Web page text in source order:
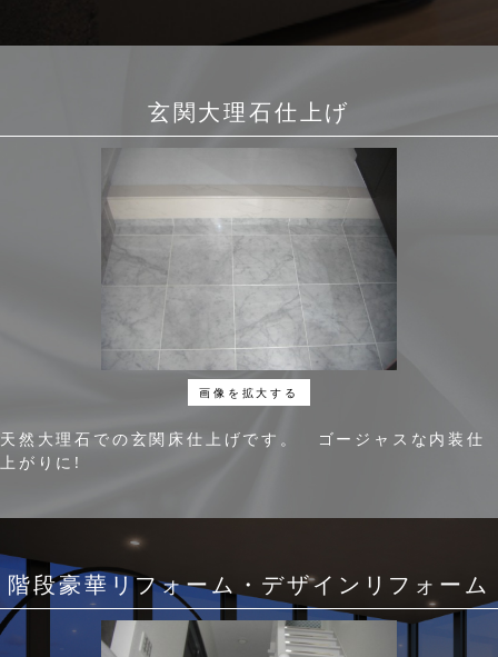
玄関大理石仕上げ
画像を拡大する
天然大理石での玄関床仕上げです。 ゴージャスな内装仕
上がりに!
階段豪華リフォーム・デザインリフォーム